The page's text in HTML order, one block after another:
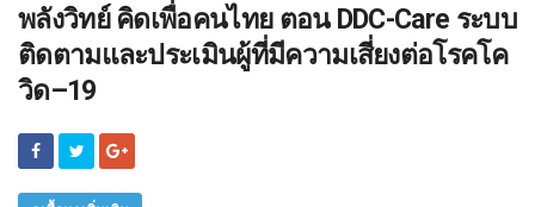
พลังวิทย์ คิดเพื่อคนไทย ตอน DDC-Care ระบบ
ติดตามและประเมินผู้ที่มีความเสี่ยงต่อโรคโค
วิด–19